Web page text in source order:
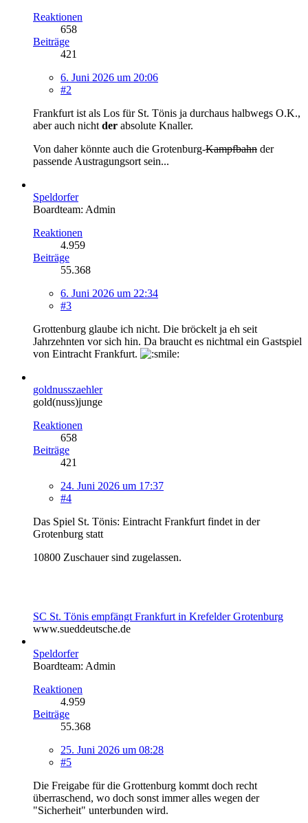
Reaktionen
658
Beiträge
421
6. Juni 2026 um 20:06
#2
Frankfurt ist als Los für St. Tönis ja durchaus halbwegs O.K.,
aber auch nicht der absolute Knaller.
Von daher könnte auch die Grotenburg-Kampfbahn der
passende Austragungsort sein...
Speldorfer
Boardteam: Admin
Reaktionen
4.959
Beiträge
55.368
6. Juni 2026 um 22:34
#3
Grottenburg glaube ich nicht. Die bröckelt ja eh seit
Jahrzehnten vor sich hin. Da braucht es nichtmal ein Gastspiel
von Eintracht Frankfurt.
goldnusszaehler
gold(nuss)junge
Reaktionen
658
Beiträge
421
24. Juni 2026 um 17:37
#4
Das Spiel St. Tönis: Eintracht Frankfurt findet in der
Grotenburg statt
10800 Zuschauer sind zugelassen.
SC St. Tönis empfängt Frankfurt in Krefelder Grotenburg
www.sueddeutsche.de
Speldorfer
Boardteam: Admin
Reaktionen
4.959
Beiträge
55.368
25. Juni 2026 um 08:28
#5
Die Freigabe für die Grottenburg kommt doch recht
überraschend, wo doch sonst immer alles wegen der
"Sicherheit" unterbunden wird.